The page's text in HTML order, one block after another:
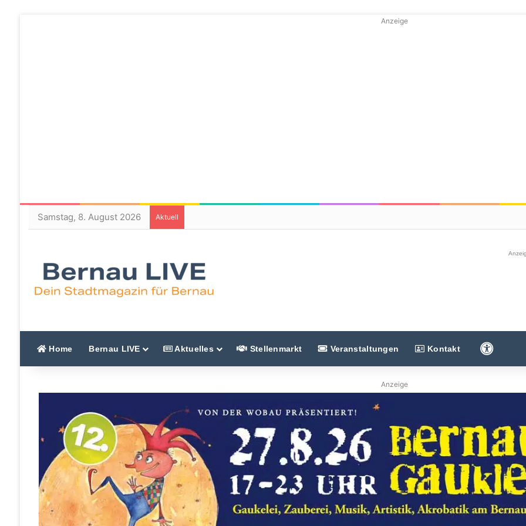
Anzeige
Samstag, 8. August 2026 Aktuell
Home Bernau LIVE Aktuelles Stellenmarkt Veranstaltungen Kontakt
Anzeige